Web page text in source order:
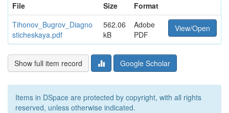
File
Size
Format
Tihonov_Bugrov_Diagno
sticheskaya.pdf
562.06
kB
Adobe
PDF
View/Open
Show full item record Google Scholar
Items in DSpace are protected by copyright, with all rights
reserved, unless otherwise indicated.